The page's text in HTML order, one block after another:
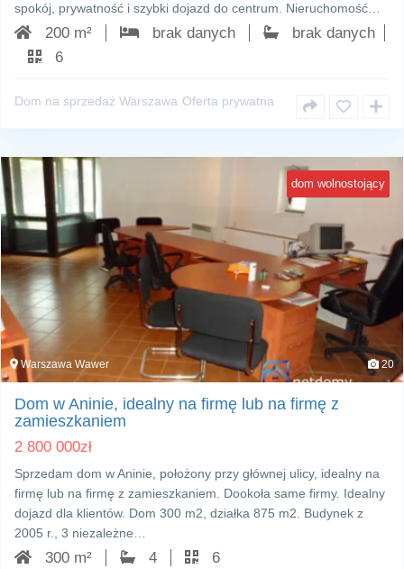
spokój, prywatność i szybki dojazd do centrum. Nieruchomość…
200 m² brak danych
brak danych
6
Dom na sprzedaż Warszawa Oferta prywatna
dom wolnostojący
Warszawa Wawer 20
Dom w Aninie, idealny na firmę lub na firmę z
zamieszkaniem
2 800 000zł
Sprzedam dom w Aninie, położony przy głównej ulicy, idealny na
firmę lub na firmę z zamieszkaniem. Dookoła same firmy. Idealny
dojazd dla klientów. Dom 300 m2, działka 875 m2. Budynek z
2005 r., 3 niezależne…
300 m² 4 6